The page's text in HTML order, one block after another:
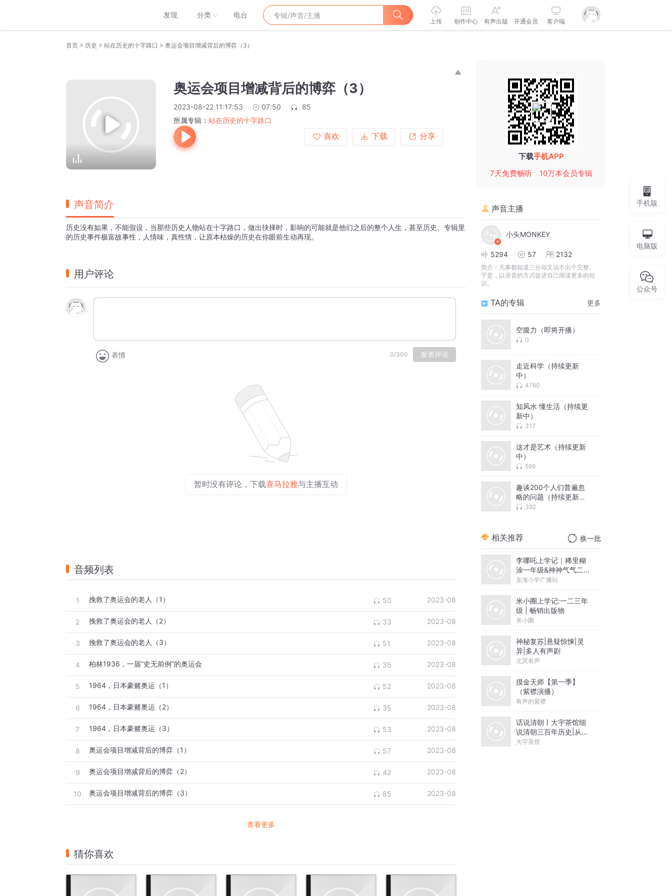
发现 分类 电台
上传 创作中心 有声出版 开通会员 客户端
首页 > 历史 > 站在历史的十字路口 > 奥运会项目增减背后的博弈（3）
奥运会项目增减背后的博弈（3）
2023-08-22 11:17:53 07:50
85
所属专辑： 站在历史的十字路口
喜欢
下载 分享
声音简介
历史没有如果，不能假设，当那些历史人物站在十字路口，做出抉择时，影响的可能就是他们之后的整个人生，甚至历史。专辑里
的历史事件极富故事性，人情味，真性情，让原本枯燥的历史在你眼前生动再现。
用户评论
表情 0/300 发表评论
暂时没有评论，下载喜马拉雅与主播互动
音频列表
1 挽救了奥运会的老人（1） 50 2023-08
2 挽救了奥运会的老人（2） 33 2023-08
3 挽救了奥运会的老人（3） 51 2023-08
4 柏林1936，一届“史无前例”的奥运会 35 2023-08
5 1964，日本豪赌奥运（1） 52 2023-08
6 1964，日本豪赌奥运（2） 35 2023-08
7 1964，日本豪赌奥运（3） 53 2023-08
8 奥运会项目增减背后的博弈（1） 57 2023-08
9 奥运会项目增减背后的博弈（2） 42 2023-08
10 奥运会项目增减背后的博弈（3） 85 2023-08
查看更多
猜你喜欢
下载手机APP
7天免费畅听
10万本会员专辑
声音主播
小头MONKEY
5294 57 2132
简介： 凡事都知道三分却又说不出个完整。
于是，以录音的方式促进自己阅读更多的知
识。
TA的专辑 更多
空腹力（即将开播）
0
走近科学（持续更新
中）
4780
知风水 懂生活（持续更
新中）
317
这才是艺术（持续更新
中）
599
趣谈200个人们普遍忽
略的问题（持续更新
中）392
相关推荐 换一批
李哪吒上学记｜稀里糊
涂一年级&神神气气二年
级
东海小学广播站
米小圈上学记:一二三年
级 | 畅销出版物
米小圈
神秘复苏|悬疑惊悚|灵
异|多人有声剧
北冥有声
摸金天师【第一季】
（紫襟演播）
有声的紫襟
话说清朝丨大宇茶馆细
说清朝三百年历史|从努
尔哈赤到末代皇帝溥仪|
大宇茶馆
手机版
电脑版
公众号